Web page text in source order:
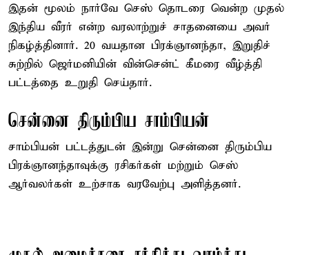
இதன் மூலம் நார்வே செஸ் தொடரை வென்ற முதல்
இந்திய வீரர் என்ற வரலாற்றுச் சாதனையை அவர்
நிகழ்த்தினார். 20 வயதான பிரக்ஞானந்தா, இறுதிச்
சுற்றில் ஜெர்மனியின் வின்சென்ட் கீமரை வீழ்த்தி
பட்டத்தை உறுதி செய்தார்.
சென்னை திரும்பிய சாம்பியன்
சாம்பியன் பட்டத்துடன் இன்று சென்னை திரும்பிய
பிரக்ஞானந்தாவுக்கு ரசிகர்கள் மற்றும் செஸ்
ஆர்வலர்கள் உற்சாக வரவேற்பு அளித்தனர்.